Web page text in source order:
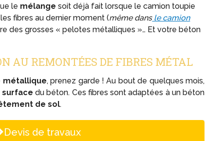
le mélange soit déjà fait lorsque le camion toupie
fibres au dernier moment (même dansle camion
des grosses « pelotes métalliques »… Et votre béton
AU REMONTÉES DE FIBRES MÉTAL
métallique, prenez garde ! Au bout de quelques mois,
surface du béton. Ces fibres sont adaptées à un béton
de sol.
Devis de travaux